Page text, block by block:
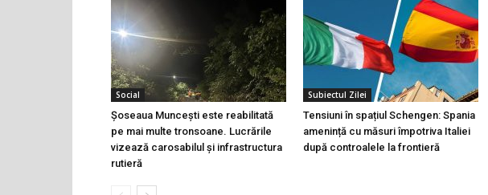
Social
Șoseaua Muncești este reabilitată
pe mai multe tronsoane. Lucrările
vizează carosabilul și infrastructura
rutieră
Subiectul Zilei
Tensiuni în spațiul Schengen: Spania
amenință cu măsuri împotriva Italiei
după controalele la frontieră